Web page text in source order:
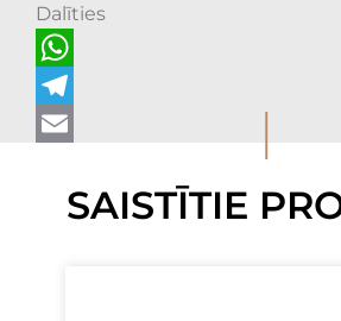
Dalīties
WhatsApp
Telegram
I
SAISTĪTIE